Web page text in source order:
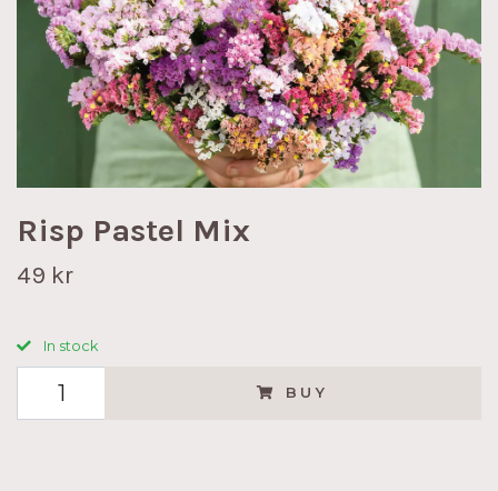
Risp Pastel Mix
49 kr
In stock
BUY